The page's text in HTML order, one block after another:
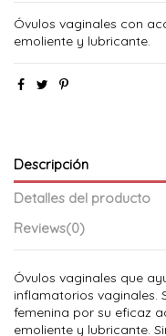
Óvulos vaginales con
emoliente y lubricante.
Descripción
Detalles del producto
Reviews(0)
Óvulos vaginales que
inflamatorios vaginales.
femenina por su eficaz
emoliente y lubricante.